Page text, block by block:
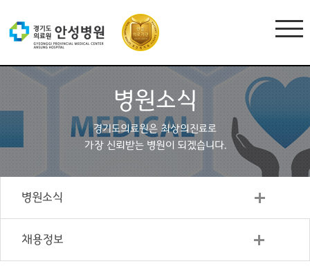
병원소식
경기도의료원은 최상의진료로
가장 신뢰받는 병원이 되겠습니다.
병원소식
채용정보